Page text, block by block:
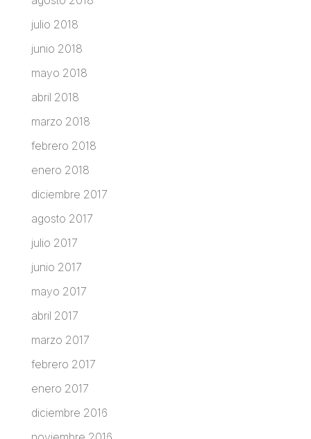
julio 2018
junio 2018
mayo 2018
abril 2018
marzo 2018
febrero 2018
enero 2018
diciembre 2017
agosto 2017
julio 2017
junio 2017
mayo 2017
abril 2017
marzo 2017
febrero 2017
enero 2017
diciembre 2016